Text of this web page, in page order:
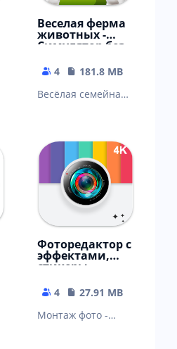
Веселая ферма
животных -
Симулятор без
4
181.8 MB
Весёлая семейная
как дача. Тауншип.
Фоторедактор с
эффектами,
стикеры,
4
27.91 MB
Монтаж фото -